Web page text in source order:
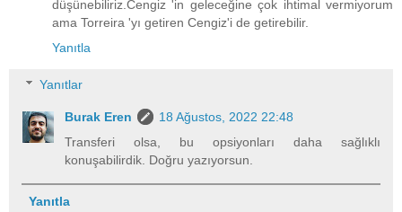
düşünebiliriz.Cengiz 'in geleceğine çok ihtimal vermiyorum
ama Torreira 'yı getiren Cengiz'i de getirebilir.
Yanıtla
Yanıtlar
Burak Eren
18 Ağustos, 2022 22:48
Transferi olsa, bu opsiyonları daha sağlıklı
konuşabilirdik. Doğru yazıyorsun.
Yanıtla